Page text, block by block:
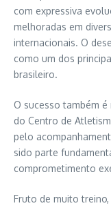
com expressiva
melhoradas em
internacionais. O
como um dos
brasileiro.
O sucesso também
do Centro de
pelo
sido parte
comprometimento
Fruto de muito